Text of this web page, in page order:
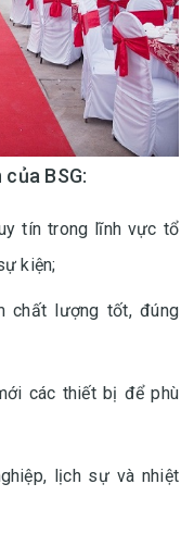
BSG:
tín trong lĩnh vực tổ
kiện;
chất lượng tốt, đúng
các thiết bị để phù
lịch sự và nhiệt